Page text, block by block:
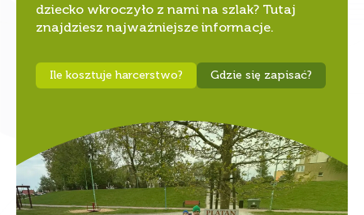
dziecko wkroczyło z nami na szlak? Tutaj
znajdziesz najważniejsze informacje.
Ile kosztuje harcerstwo? Gdzie się zapisać?